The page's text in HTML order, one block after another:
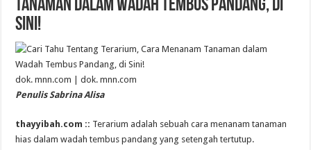
Tanaman dalam Wadah Tembus Pandang, di
Sini!
dok. mnn.com | dok. mnn.com
Penulis Sabrina Alisa
thayyibah.com :: Terarium adalah sebuah cara menanam tanaman
hias dalam wadah tembus pandang yang setengah tertutup.